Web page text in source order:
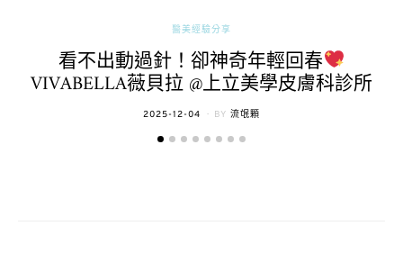
醫美經驗分享
看不出動過針！卻神奇年輕回春
VIVABELLA薇貝拉 @上立美學皮膚科診所
POSTED
2025-12-04 BY 流氓顆